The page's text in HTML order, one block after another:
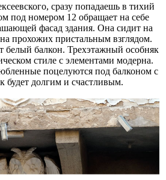
сразу попадаешь в тихий
под номером 12 обращает на себе
фасад здания. Она сидит на
прохожих пристальным взглядом.
белый балкон. Трехэтажный особняк
стиле с элементами модерна.
поцелуются под балконом с
будет долгим и счастливым.